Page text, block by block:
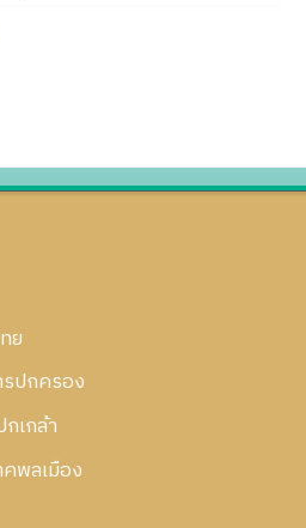
ย
ปกครอง
เกล้า
พลเมือง